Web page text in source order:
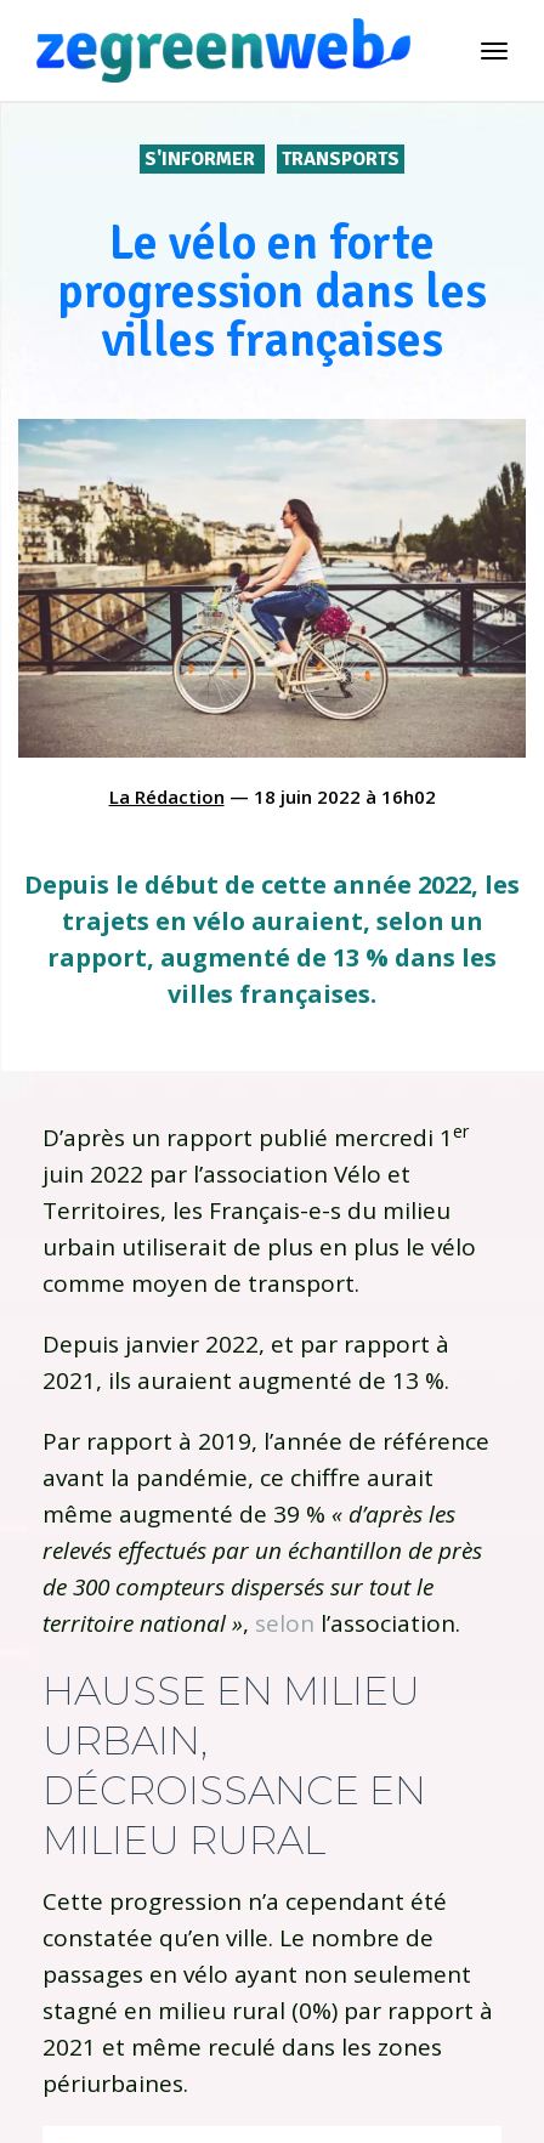
S'INFORMER TRANSPORTS
Le vélo en forte
progression dans les
villes françaises
La Rédaction — 18 juin 2022 à 16h02
Depuis le début de cette année 2022, les
trajets en vélo auraient, selon un
rapport, augmenté de 13 % dans les
villes françaises.
D’après un rapport publié mercredi 1 er
juin 2022 par l’association Vélo et
Territoires, les Français-e-s du milieu
urbain utiliserait de plus en plus le vélo
comme moyen de transport.
Depuis janvier 2022, et par rapport à
2021, ils auraient augmenté de 13 %.
Par rapport à 2019, l’année de référence
avant la pandémie, ce chiffre aurait
même augmenté de 39 % « d’après les
relevés effectués par un échantillon de près
de 300 compteurs dispersés sur tout le
territoire national », selon l’association.
HAUSSE EN MILIEU
URBAIN,
DÉCROISSANCE EN
MILIEU RURAL
Cette progression n’a cependant été
constatée qu’en ville. Le nombre de
passages en vélo ayant non seulement
stagné en milieu rural (0%) par rapport à
2021 et même reculé dans les zones
périurbaines.